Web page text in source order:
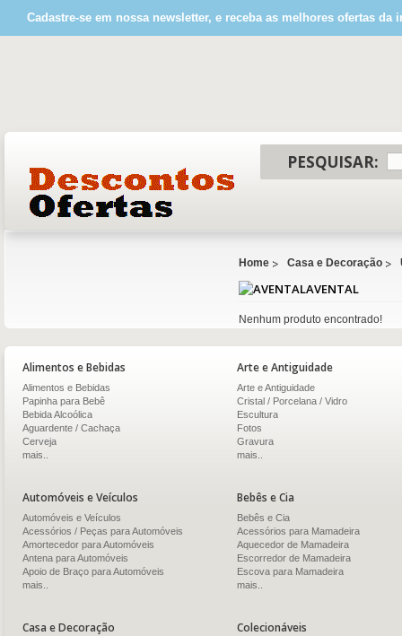
Cadastre-se em nossa newsletter, e receba as melhores ofertas da
PESQUISAR:
Home Casa e Decoração
AVENTAL
Nenhum produto encontrado!
Alimentos e Bebidas
Alimentos e Bebidas
Papinha para Bebê
Bebida Alcoólica
Aguardente / Cachaça
Cerveja
mais..
Arte e Antiguidade
Arte e Antiguidade
Cristal / Porcelana / Vidro
Escultura
Fotos
Gravura
mais..
Automóveis e Veículos
Automóveis e Veículos
Acessórios / Peças para Automóveis
Amortecedor para Automóveis
Antena para Automóveis
Apoio de Braço para Automóveis
mais..
Bebês e Cia
Bebês e Cia
Acessórios para Mamadeira
Aquecedor de Mamadeira
Escorredor de Mamadeira
Escova para Mamadeira
mais..
Casa e Decoração Colecionáveis